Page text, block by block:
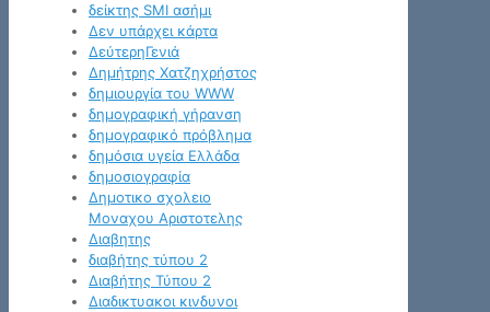
δείκτης SMI ασήμι
Δεν υπάρχει κάρτα
ΔεύτερηΓενιά
Δημήτρης Χατζηχρήστος
δημιουργία του WWW
δημογραφική γήρανση
δημογραφικό πρόβλημα
δημόσια υγεία Ελλάδα
δημοσιογραφία
Δημοτικο σχολειο
Μοναχου Αριστοτελης
Διαβητης
διαβήτης τύπου 2
Διαβήτης Τύπου 2
Διαδικτυακοι κινδυνοι